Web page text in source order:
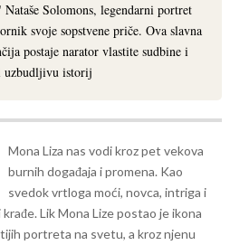
Solomons, legendarni portret
svoje sopstvene priče. Ova slavna
postaje narator vlastite sudbine i
uzbudljivu istorij
Mona Liza nas vodi kroz pet vekova
burnih događaja i promena. Kao
svedok vrtloga moći, novca, intriga i
Lik Mona Lize postao je ikona
portreta na svetu, a kroz njenu